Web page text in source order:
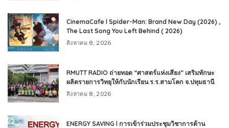
CinemaCafe l Spider-Man: Brand New Day (2026) ,
The Last Song You Left Behind ( 2026)
สิงหาคม 8, 2026
RMUTT RADIO ถ่ายทอด “ศาสตร์แห่งเสียง” เสริมทักษะ
ผลิตรายการวิทยุให้กับนักเรียน ร.ร.สามโคก จ.ปทุมธานี
สิงหาคม 8, 2026
ENERGY SAVING l การเข้าร่วมประชุมวิชาการด้าน